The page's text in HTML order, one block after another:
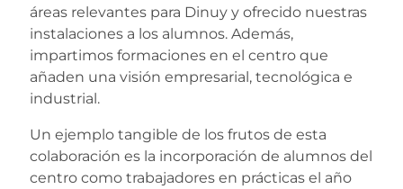
áreas relevantes para Dinuy y ofrecido nuestras
instalaciones a los alumnos. Además,
impartimos formaciones en el centro que
añaden una visión empresarial, tecnológica e
industrial.
Un ejemplo tangible de los frutos de esta
colaboración es la incorporación de alumnos del
centro como trabajadores en prácticas el año